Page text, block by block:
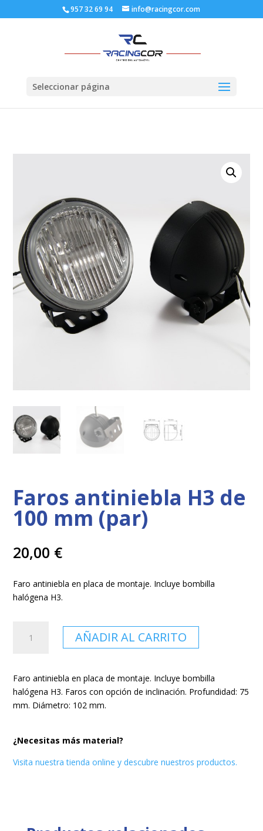
957 32 69 94 info@racingcor.com
Seleccionar página
Faros antiniebla H3 de
100 mm (par)
20,00 €
Faro antiniebla en placa de montaje. Incluye bombilla
halógena H3.
antiniebla
100
mm
(par)
AÑADIR AL CARRITO
Faro antiniebla en placa de montaje. Incluye bombilla
halógena H3. Faros con opción de inclinación. Profundidad: 75
mm. Diámetro: 102 mm.
¿Necesitas más material?
Visita nuestra tienda online y descubre nuestros productos.